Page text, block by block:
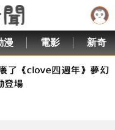
漫 電影 新奇